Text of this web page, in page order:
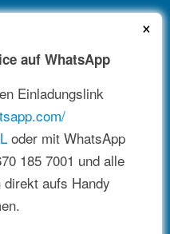
×
auf WhatsApp
Einladungslink
oder mit WhatsApp
185 7001 und alle
aufs Handy